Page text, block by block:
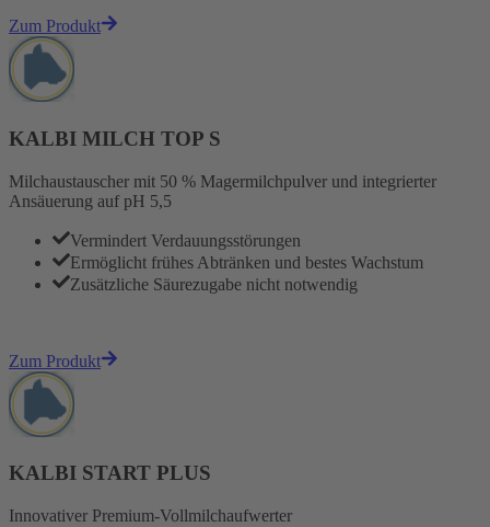
Zum Produkt
KALBI MILCH TOP S
Milchaustauscher mit 50 % Magermilchpulver und integrierter
Ansäuerung auf pH 5,5
Vermindert Verdauungsstörungen
Ermöglicht frühes Abtränken und bestes Wachstum
Zusätzliche Säurezugabe nicht notwendig
Zum Produkt
KALBI START PLUS
Innovativer Premium-Vollmilchaufwerter